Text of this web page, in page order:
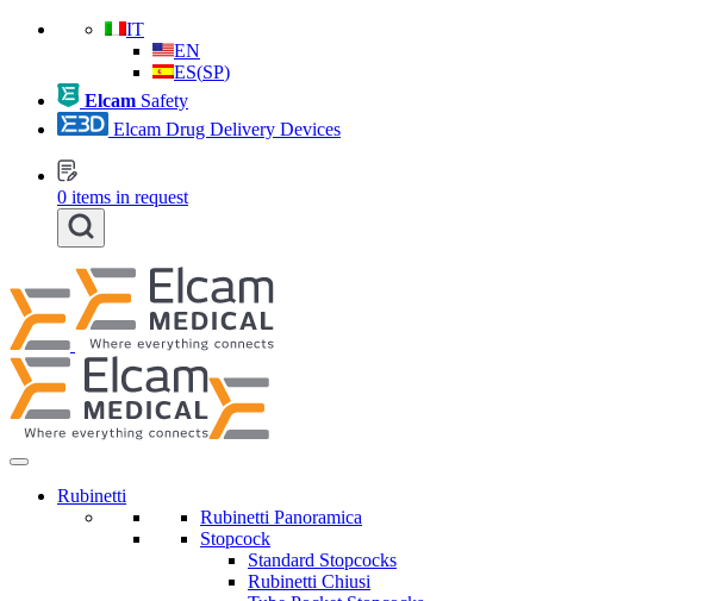
IT
EN
ES(SP)
Elcam Safety
Elcam Drug Delivery Devices
0 items in request
Rubinetti
Rubinetti Panoramica
Stopcock
Standard Stopcocks
Rubinetti Chiusi